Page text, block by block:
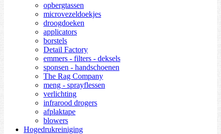
opbergtassen
microvezeldoekjes
droogdoeken
applicators
borstels
Detail Factory
emmers - filters - deksels
sponsen - handschoenen
The Rag Company
meng - sprayflessen
verlichting
infrarood drogers
afplaktape
blowers
Hogedrukreiniging